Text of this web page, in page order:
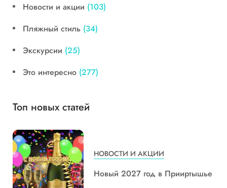
Новости и акции (103)
Пляжный стиль (34)
Экскурсии (25)
Это интересно (277)
Топ новых статей
НОВОСТИ И АКЦИИ
Новый 2027 год в Прииртышье